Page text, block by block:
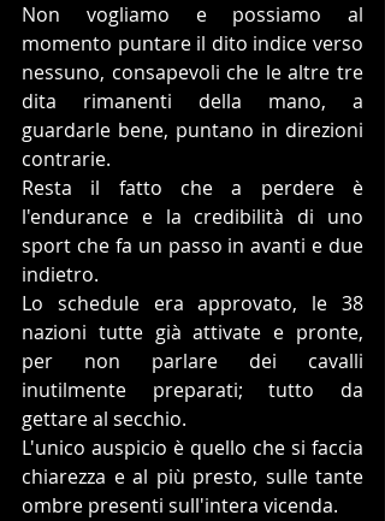
Non vogliamo e possiamo al
momento puntare il dito indice verso
nessuno, consapevoli che le altre tre
dita rimanenti della mano, a
guardarle bene, puntano in direzioni
contrarie.
Resta il fatto che a perdere è
l'endurance e la credibilità di uno
sport che fa un passo in avanti e due
indietro.
Lo schedule era approvato, le 38
nazioni tutte già attivate e pronte,
per non parlare dei cavalli
inutilmente preparati; tutto da
gettare al secchio.
L'unico auspicio è quello che si faccia
chiarezza e al più presto, sulle tante
ombre presenti sull'intera vicenda.